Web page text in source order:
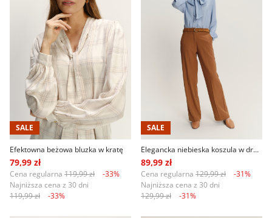
SALE
Efektowna beżowa bluzka w kratę
79,99 zł
Cena regularna 119,99 zł
-33%
Najniższa cena z 30 dni
119,99 zł
-33%
SALE
Elegancka niebieska koszula w drobne paski
89,99 zł
Cena regularna 129,99 zł
-31%
Najniższa cena z 30 dni
129,99 zł
-31%